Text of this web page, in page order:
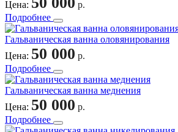
Цена:
р.
Подробнее
Гальваническая ванна оловянирования
Цена: 50 000 р.
Подробнее
Гальваническая ванна меднения
Цена: 50 000 р.
Подробнее